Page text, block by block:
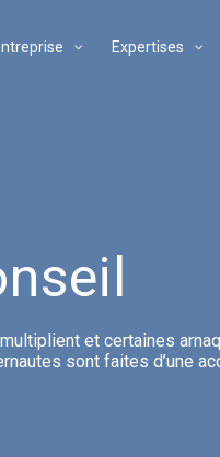
Expertises
et certaines
sont faites d’une